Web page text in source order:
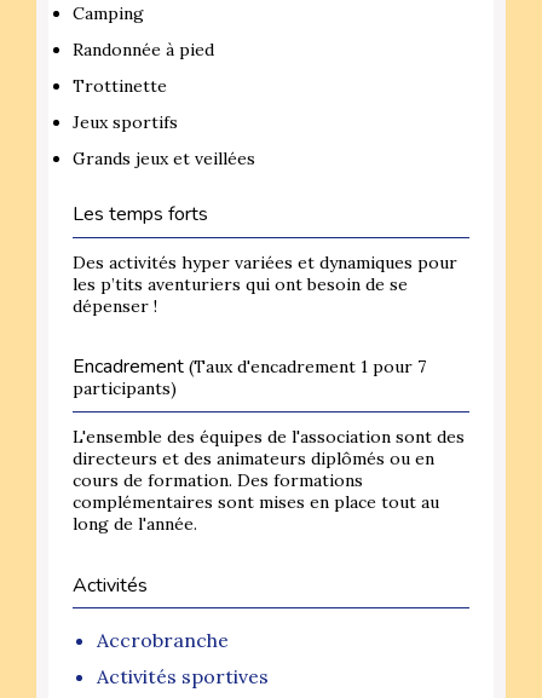
Camping
Randonnée à pied
Trottinette
Jeux sportifs
Grands jeux et veillées
Les temps forts
Des activités hyper variées et dynamiques pour
les p’tits aventuriers qui ont besoin de se
dépenser !
Encadrement (Taux d'encadrement 1 pour 7
participants)
L'ensemble des équipes de l'association sont des
directeurs et des animateurs diplômés ou en
cours de formation. Des formations
complémentaires sont mises en place tout au
long de l'année.
Activités
Accrobranche
Activités sportives